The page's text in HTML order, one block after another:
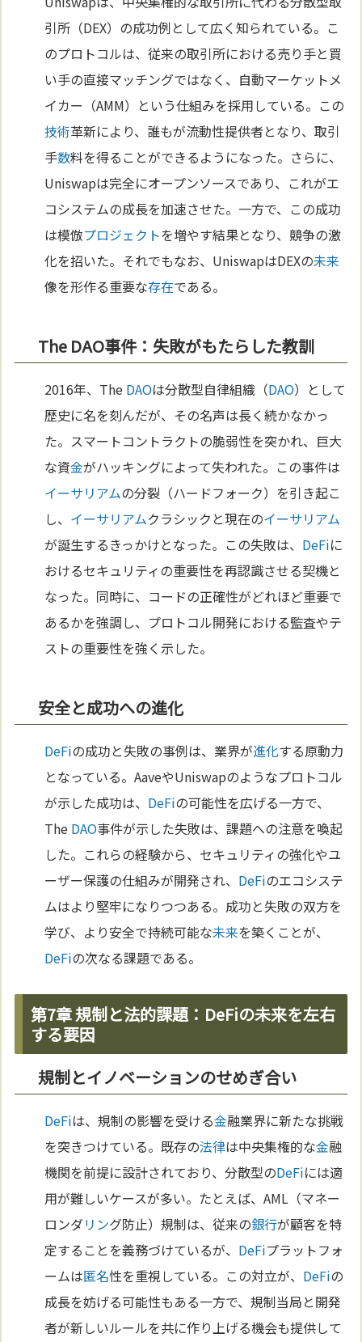
引所（DEX）の成功例として広く知られている。こ
のプロトコルは、従来の取引所における売り手と買
い手の直接マッチングではなく、自動マーケットメ
イカー（AMM）という仕組みを採用している。この
技術革新により、誰もが流動性提供者となり、取引
手数料を得ることができるようになった。さらに、
Uniswapは完全にオープンソースであり、これがエ
コシステムの成長を加速させた。一方で、この成功
は模倣プロジェクトを増やす結果となり、競争の激
化を招いた。それでもなお、UniswapはDEXの未来
像を形作る重要な存在である。
The DAO事件：失敗がもたらした教訓
2016年、The DAOは分散型自律組織（DAO）として
歴史に名を刻んだが、その名声は長く続かなかっ
た。スマートコントラクトの脆弱性を突かれ、巨大
な資金がハッキングによって失われた。この事件は
イーサリアムの分裂（ハードフォーク）を引き起こ
し、 イーサリアムクラシックと現在のイーサリアム
が誕生するきっかけとなった。この失敗は、 DeFiに
おけるセキュリティの重要性を再認識させる契機と
なった。同時に、コードの正確性がどれほど重要で
あるかを強調し、プロトコル開発における監査やテ
ストの重要性を強く示した。
安全と成功への進化
DeFiの成功と失敗の事例は、業界が進化する原動力
となっている。AaveやUniswapのようなプロトコル
が示した成功は、 DeFiの可能性を広げる一方で、
The DAO事件が示した失敗は、課題への注意を喚起
した。これらの経験から、セキュリティの強化やユ
ーザー保護の仕組みが開発され、 DeFiのエコシステ
ムはより堅牢になりつつある。成功と失敗の双方を
学び、より安全で持続可能な未来を築くことが、
DeFiの次なる課題である。
第7章 規制と法的課題：DeFiの未来を左右
する要因
規制とイノベーションのせめぎ合い
DeFiは、規制の影響を受ける金融業界に新たな挑戦
を突きつけている。既存の法律は中央集権的な金融
機関を前提に設計されており、分散型のDeFiには適
用が難しいケースが多い。たとえば、AML（マネー
ロンダリング防止）規制は、従来の銀行が顧客を特
定することを義務づけているが、 DeFiプラットフォ
ームは匿名性を重視している。この対立が、 DeFiの
成長を妨げる可能性もある一方で、規制当局と開発
者が新しいルールを共に作り上げる機会も提供して